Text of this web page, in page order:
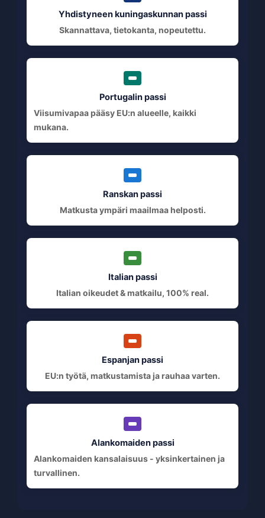
Yhdistyneen kuningaskunnan passi
Skannattava, tietokanta, nopeutettu.
Portugalin passi
Viisumivapaa pääsy EU:n alueelle, kaikki
mukana.
Ranskan passi
Matkusta ympäri maailmaa helposti.
Italian passi
Italian oikeudet & matkailu, 100% real.
Espanjan passi
EU:n työtä, matkustamista ja rauhaa varten.
Alankomaiden passi
Alankomaiden kansalaisuus - yksinkertainen ja
turvallinen.